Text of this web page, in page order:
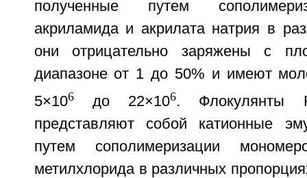
полученные путем
акриламида и акрилата натрия в
они отрицательно заряжены с
диапазоне от 1 до 50% и имеют
5×106до 22×106. Флокулянты
представляют собой катионные
путем сополимеризации
метилхлорида в различных